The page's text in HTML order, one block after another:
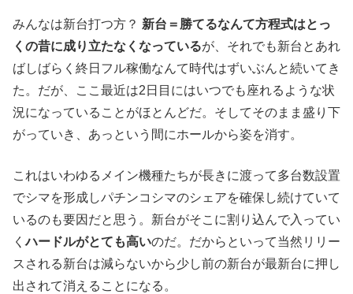
みんなは新台打つ方？ 新台＝勝てるなんて方程式はとっ
くの昔に成り立たなくなっているが、それでも新台とあれ
ばしばらく終日フル稼働なんて時代はずいぶんと続いてき
た。だが、ここ最近は2日目にはいつでも座れるような状
況になっていることがほとんどだ。そしてそのまま盛り下
がっていき、あっという間にホールから姿を消す。
これはいわゆるメイン機種たちが長きに渡って多台数設置
でシマを形成しパチンコシマのシェアを確保し続けていて
いるのも要因だと思う。新台がそこに割り込んで入ってい
くハードルがとても高いのだ。だからといって当然リリー
スされる新台は減らないから少し前の新台が最新台に押し
出されて消えることになる。